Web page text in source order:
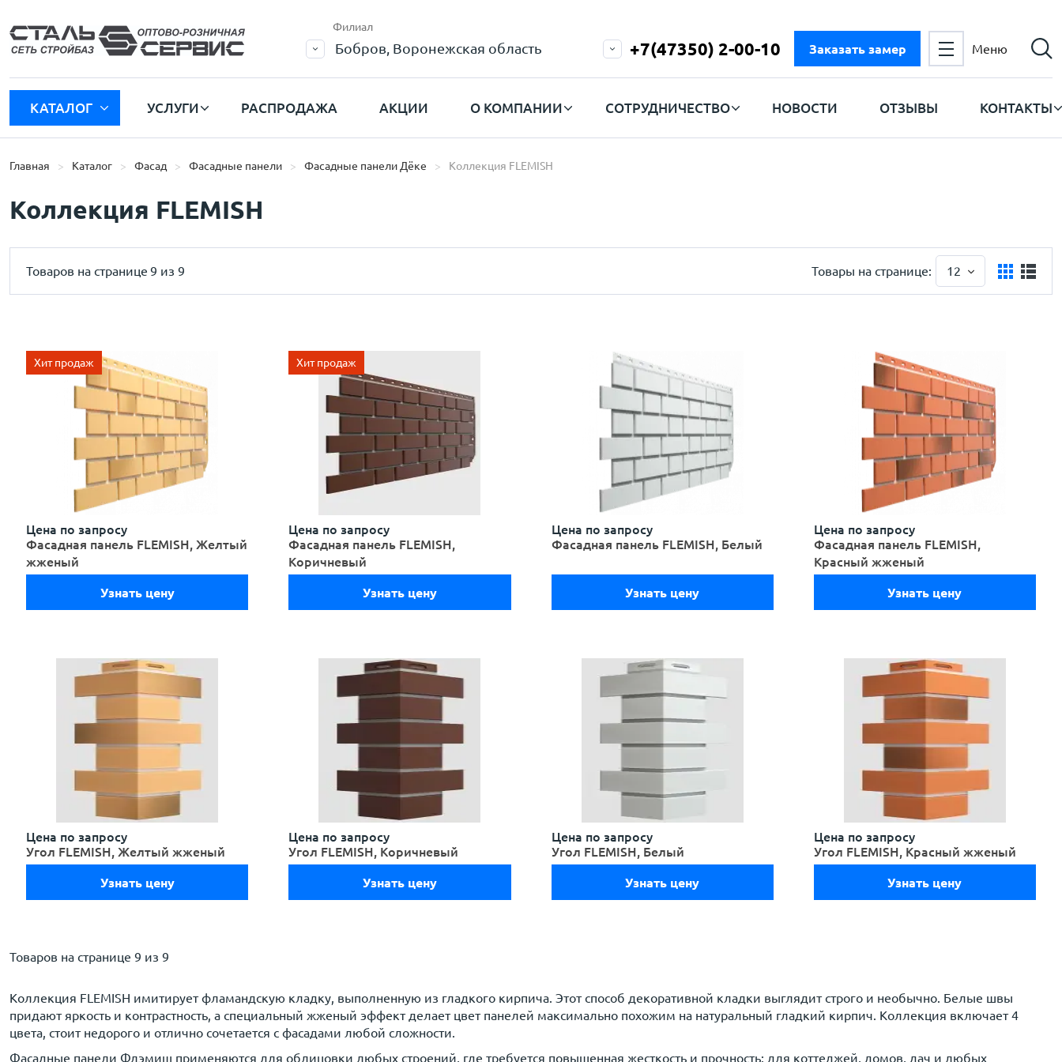
Филиал
Бобров, Воронежская область +7(47350) 2-00-10 Заказать замер Меню
КАТАЛОГ УСЛУГИ РАСПРОДАЖА АКЦИИ О КОМПАНИИ СОТРУДНИЧЕСТВО НОВОСТИ ОТЗЫВЫ КОНТАКТЫ
Главная Каталог Фасад Фасадные панели Фасадные панели Дёке Коллекция FLEMISH
Коллекция FLEMISH
Товаров на странице 9 из 9 Товары на странице: 12
Новинка
Хит продаж
Цена по запросу
Фасадная панель FLEMISH, Желтый
жженый
Узнать цену
Новинка
Хит продаж
Цена по запросу
Фасадная панель FLEMISH,
Коричневый
Узнать цену
Цена по запросу
Фасадная панель FLEMISH, Белый
Узнать цену
Цена по запросу
Фасадная панель FLEMISH,
Красный жженый
Узнать цену
Цена по запросу
Угол FLEMISH, Желтый жженый
Узнать цену
Цена по запросу
Угол FLEMISH, Коричневый
Узнать цену
Цена по запросу
Угол FLEMISH, Белый
Узнать цену
Цена по запросу
Угол FLEMISH, Красный жженый
Узнать цену
Товаров на странице 9 из 9
Коллекция FLEMISH имитирует фламандскую кладку, выполненную из гладкого кирпича. Этот способ декоративной кладки выглядит строго и необычно. Белые швы
придают яркость и контрастность, а специальный жженый эффект делает цвет панелей максимально похожим на натуральный гладкий кирпич. Коллекция включает 4
цвета, стоит недорого и отлично сочетается с фасадами любой сложности.
Фасадные панели Флэмиш применяются для облицовки любых строений, где требуется повышенная жесткость и прочность: для коттеджей, домов, дач и любых